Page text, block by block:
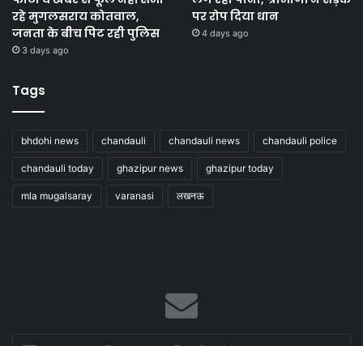
रहे मुगलसराय कोतवाल,
जनता के बीच पिट रही पुलिस
3 days ago
पर रोप दिया धान
4 days ago
Tags
bhdohi news chandauli chandauli news chandauli police
chandauli today ghazipur news ghazipur today
mla mugalsaray varanasi लखनऊ